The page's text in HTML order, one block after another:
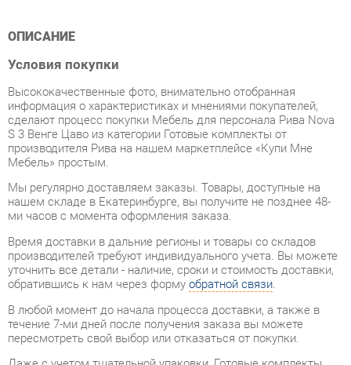
Высококачественные фото, внимательно отобранная
сделают процесс покупки Мебель для персонала Рива Nova
производителя Рива на нашем маркетплейсе «Купи Мне
Мебель» простым.
Мы регулярно доставляем заказы. Товары, доступные на
нашем складе в Екатеринбурге, вы получите не позднее 48-
ми часов с момента оформления заказа.
Время доставки в дальние регионы и товары со складов
производителей требуют индивидуального учета. Вы можете
уточнить все детали - наличие, сроки и стоимость доставки,
обратившись к нам через форму
В любой момент до начала процесса доставки, а также в
течение 7-ми дней после получения заказа вы можете
пересмотреть свой выбор или отказаться от покупки.
Даже с учетом тщательной упаковки, Готовые комплекты
могут подвергнуться повреждениям при транспортировке.
Если вы обнаружите любые повреждения при получении
товара, мы немедленно предоставим вам замену. Доставка
замененного товара для вас абсолютно бесплатна.